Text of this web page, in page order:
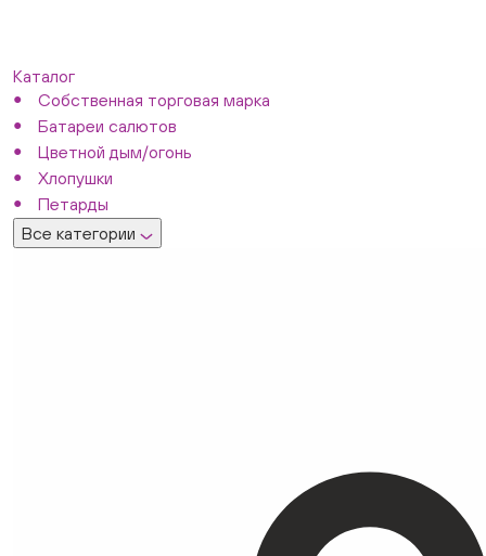
Каталог
Собственная торговая марка
Батареи салютов
Цветной дым/огонь
Хлопушки
Петарды
Все категории